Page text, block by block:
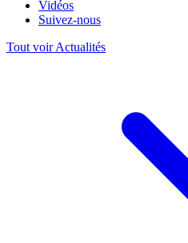
Vidéos
Suivez-nous
Tout voir Actualités